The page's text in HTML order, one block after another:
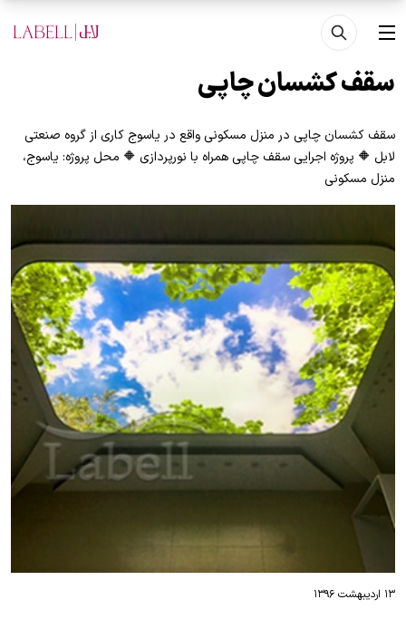
رفتن به محتوای اصلی
منو
سقف کشسان چاپی
سقف کشسان چاپی در منزل مسکونی واقع در یاسوج کاری از گروه صنعتی
لابل 🔶 پروژه اجرایی سقف چاپی همراه با نورپردازی 🔶 محل پروژه: یاسوج،
منزل مسکونی
۱۳ اردیبهشت ۱۳۹۶